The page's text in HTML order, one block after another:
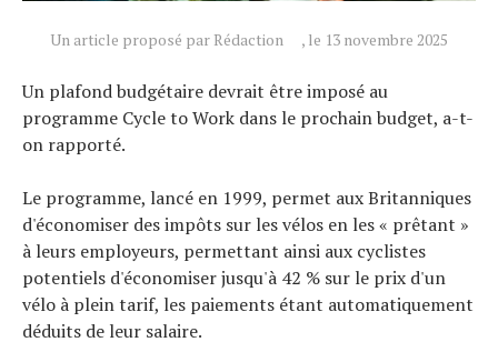
Un article proposé par Rédaction , le 13 novembre 2025
Un plafond budgétaire devrait être imposé au
programme Cycle to Work dans le prochain budget, a-t-
on rapporté.
Le programme, lancé en 1999, permet aux Britanniques
d'économiser des impôts sur les vélos en les « prêtant »
à leurs employeurs, permettant ainsi aux cyclistes
potentiels d'économiser jusqu'à 42 % sur le prix d'un
vélo à plein tarif, les paiements étant automatiquement
déduits de leur salaire.
Actualités
Technologies
Conseils
À propos